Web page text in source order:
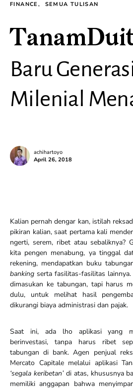
FINANCE SEMUA TULISAN
Baru
Milenial
achihartoyo
April 26, 2018
Kalian pernah dengar kan, istilah
pikiran kalian, saat pertama kali
ngerti, serem, ribet atau sebaliknya?
kita pengen menabung, ya tinggal
rekening, mendapatkan buku
banking serta fasilitas-fasilitas
dimasukan ke tabungan, tapi harus
dulu, untuk melihat hasil
dikurangi biaya administrasi dan pajak.
Saat ini, ada lho aplikasi yang
berinvestasi, tanpa harus ribet
tabungan di bank. Agen penjual
Mercato Capitale melalui aplikasi
‘segala keribetan’ di atas, khususnya
memiliki anggapan bahwa